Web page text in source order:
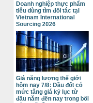
Doanh nghiệp thực phẩm
tiêu dùng tìm đối tác tại
Vietnam International
Sourcing 2026
Giá năng lượng thế giới
hôm nay 7/8: Dầu đốt có
mức tăng giá kỷ lục từ
đầu năm đến nay trong bối